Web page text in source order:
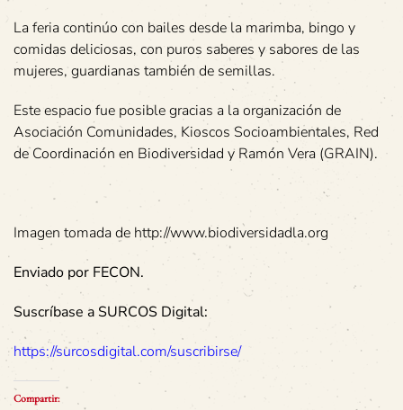
La feria continúo con bailes desde la marimba, bingo y
comidas deliciosas, con puros saberes y sabores de las
mujeres, guardianas también de semillas.
Este espacio fue posible gracias a la organización de
Asociación Comunidades, Kioscos Socioambientales, Red
de Coordinación en Biodiversidad y Ramón Vera (GRAIN).
Imagen tomada de http://www.biodiversidadla.org
Enviado por FECON.
Suscríbase a SURCOS Digital:
https://surcosdigital.com/suscribirse/
Compartir: